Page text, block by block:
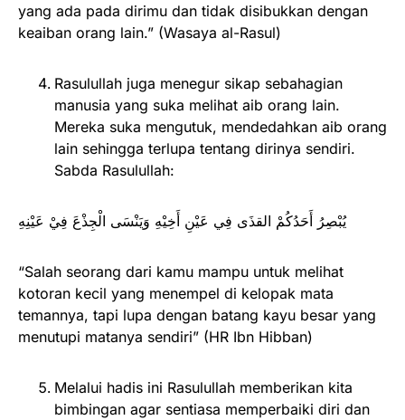
yang ada pada dirimu dan tidak disibukkan dengan
keaiban orang lain.” (Wasaya al-Rasul)
Rasulullah juga menegur sikap sebahagian
manusia yang suka melihat aib orang lain.
Mereka suka mengutuk, mendedahkan aib orang
lain sehingga terlupa tentang dirinya sendiri.
Sabda Rasulullah:
يُبْصِرُ أَحَدُكُمْ القذَى فِي عَيْنِ أَخِيْهِ وَيَنْسَى الْجِذْعَ فِيْ عَيْنِهِ
“Salah seorang dari kamu mampu untuk melihat
kotoran kecil yang menempel di kelopak mata
temannya, tapi lupa dengan batang kayu besar yang
menutupi matanya sendiri” (HR Ibn Hibban)
Melalui hadis ini Rasulullah memberikan kita
bimbingan agar sentiasa memperbaiki diri dan